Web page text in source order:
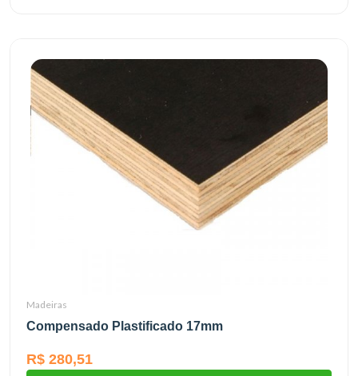
Madeiras
Compensado Plastificado 17mm
R$ 280,51